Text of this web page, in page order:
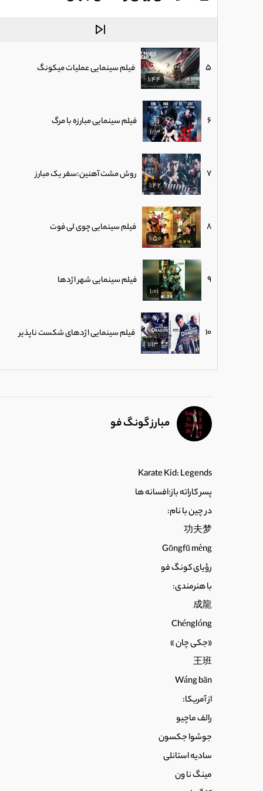
5
1:44
فیلم سینمایی عملیات میکونگ
6
1:13
فیلم سینمایی مبارزه با مرگ
7
1:42
روش مشت آهنین:سفر یک مبارز
8
1:50
فیلم سینمایی چوی لی فوت
9
1:01
فیلم سینمایی شهر اژدها
10
1:13
فیلم سینمایی اژدهای شکست ناپذیر
3:06
12
13
14
15
16
17
18
مبارز گونگ فو
Karate Kid: Legends
پسر کاراته باز:افسانه ها
در چین با نام:
功夫梦
Gōngfū mèng
رؤیای کونگ فو
با هنرمندی:
成龍
Chénglóng
«جکی چان »
王班
Wáng bān
از آمریکا:
رالف ماچیو
جوشوا جکسون
سادیه استانلی
مینگ نا ون